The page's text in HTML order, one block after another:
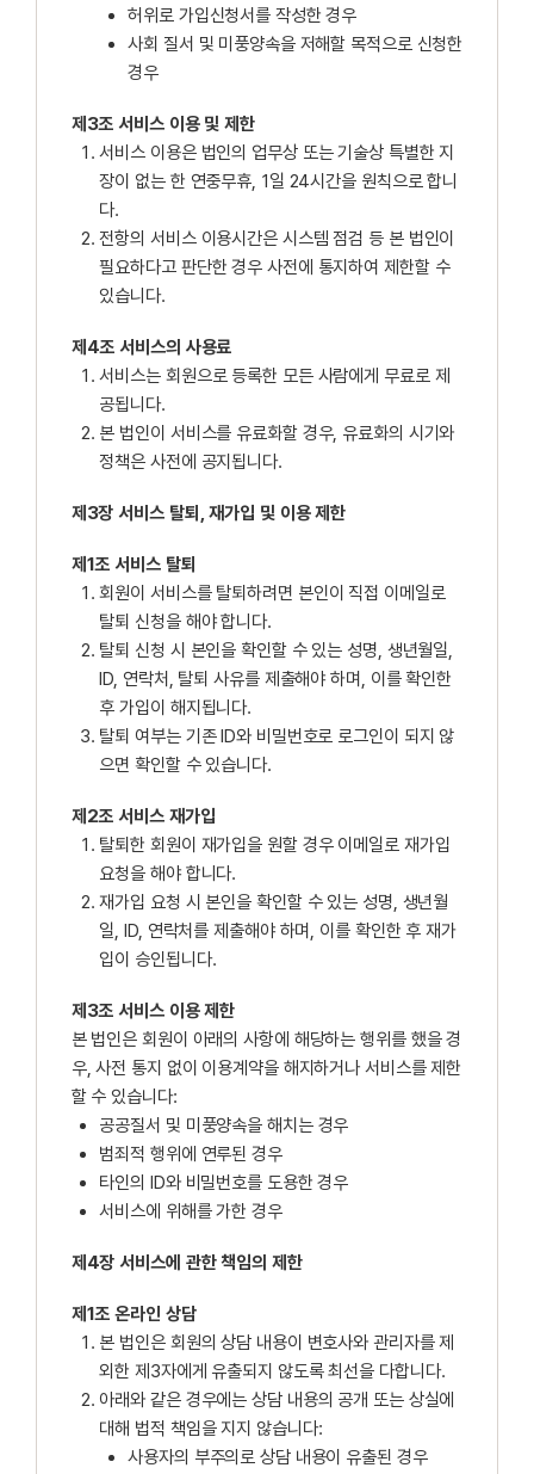
허위로 가입신청서를 작성한 경우
사회 질서 및 미풍양속을 저해할 목적으로 신청한
경우
제3조 서비스 이용 및 제한
서비스 이용은 법인의 업무상 또는 기술상 특별한 지
장이 없는 한 연중무휴, 1일 24시간을 원칙으로 합니
다.
전항의 서비스 이용시간은 시스템 점검 등 본 법인이
필요하다고 판단한 경우 사전에 통지하여 제한할 수
있습니다.
제4조 서비스의 사용료
서비스는 회원으로 등록한 모든 사람에게 무료로 제
공됩니다.
본 법인이 서비스를 유료화할 경우, 유료화의 시기와
정책은 사전에 공지됩니다.
제3장 서비스 탈퇴, 재가입 및 이용 제한
제1조 서비스 탈퇴
회원이 서비스를 탈퇴하려면 본인이 직접 이메일로
탈퇴 신청을 해야 합니다.
탈퇴 신청 시 본인을 확인할 수 있는 성명, 생년월일,
ID, 연락처, 탈퇴 사유를 제출해야 하며, 이를 확인한
후 가입이 해지됩니다.
탈퇴 여부는 기존 ID와 비밀번호로 로그인이 되지 않
으면 확인할 수 있습니다.
제2조 서비스 재가입
탈퇴한 회원이 재가입을 원할 경우 이메일로 재가입
요청을 해야 합니다.
재가입 요청 시 본인을 확인할 수 있는 성명, 생년월
일, ID, 연락처를 제출해야 하며, 이를 확인한 후 재가
입이 승인됩니다.
제3조 서비스 이용 제한
본 법인은 회원이 아래의 사항에 해당하는 행위를 했을 경
우, 사전 통지 없이 이용계약을 해지하거나 서비스를 제한
할 수 있습니다:
공공질서 및 미풍양속을 해치는 경우
범죄적 행위에 연루된 경우
타인의 ID와 비밀번호를 도용한 경우
서비스에 위해를 가한 경우
제4장 서비스에 관한 책임의 제한
제1조 온라인 상담
본 법인은 회원의 상담 내용이 변호사와 관리자를 제
외한 제3자에게 유출되지 않도록 최선을 다합니다.
아래와 같은 경우에는 상담 내용의 공개 또는 상실에
대해 법적 책임을 지지 않습니다:
사용자의 부주의로 상담 내용이 유출된 경우